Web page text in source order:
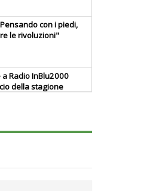
con i piedi,
le rivoluzioni"
a Radio InBlu2000
della stagione
in estate